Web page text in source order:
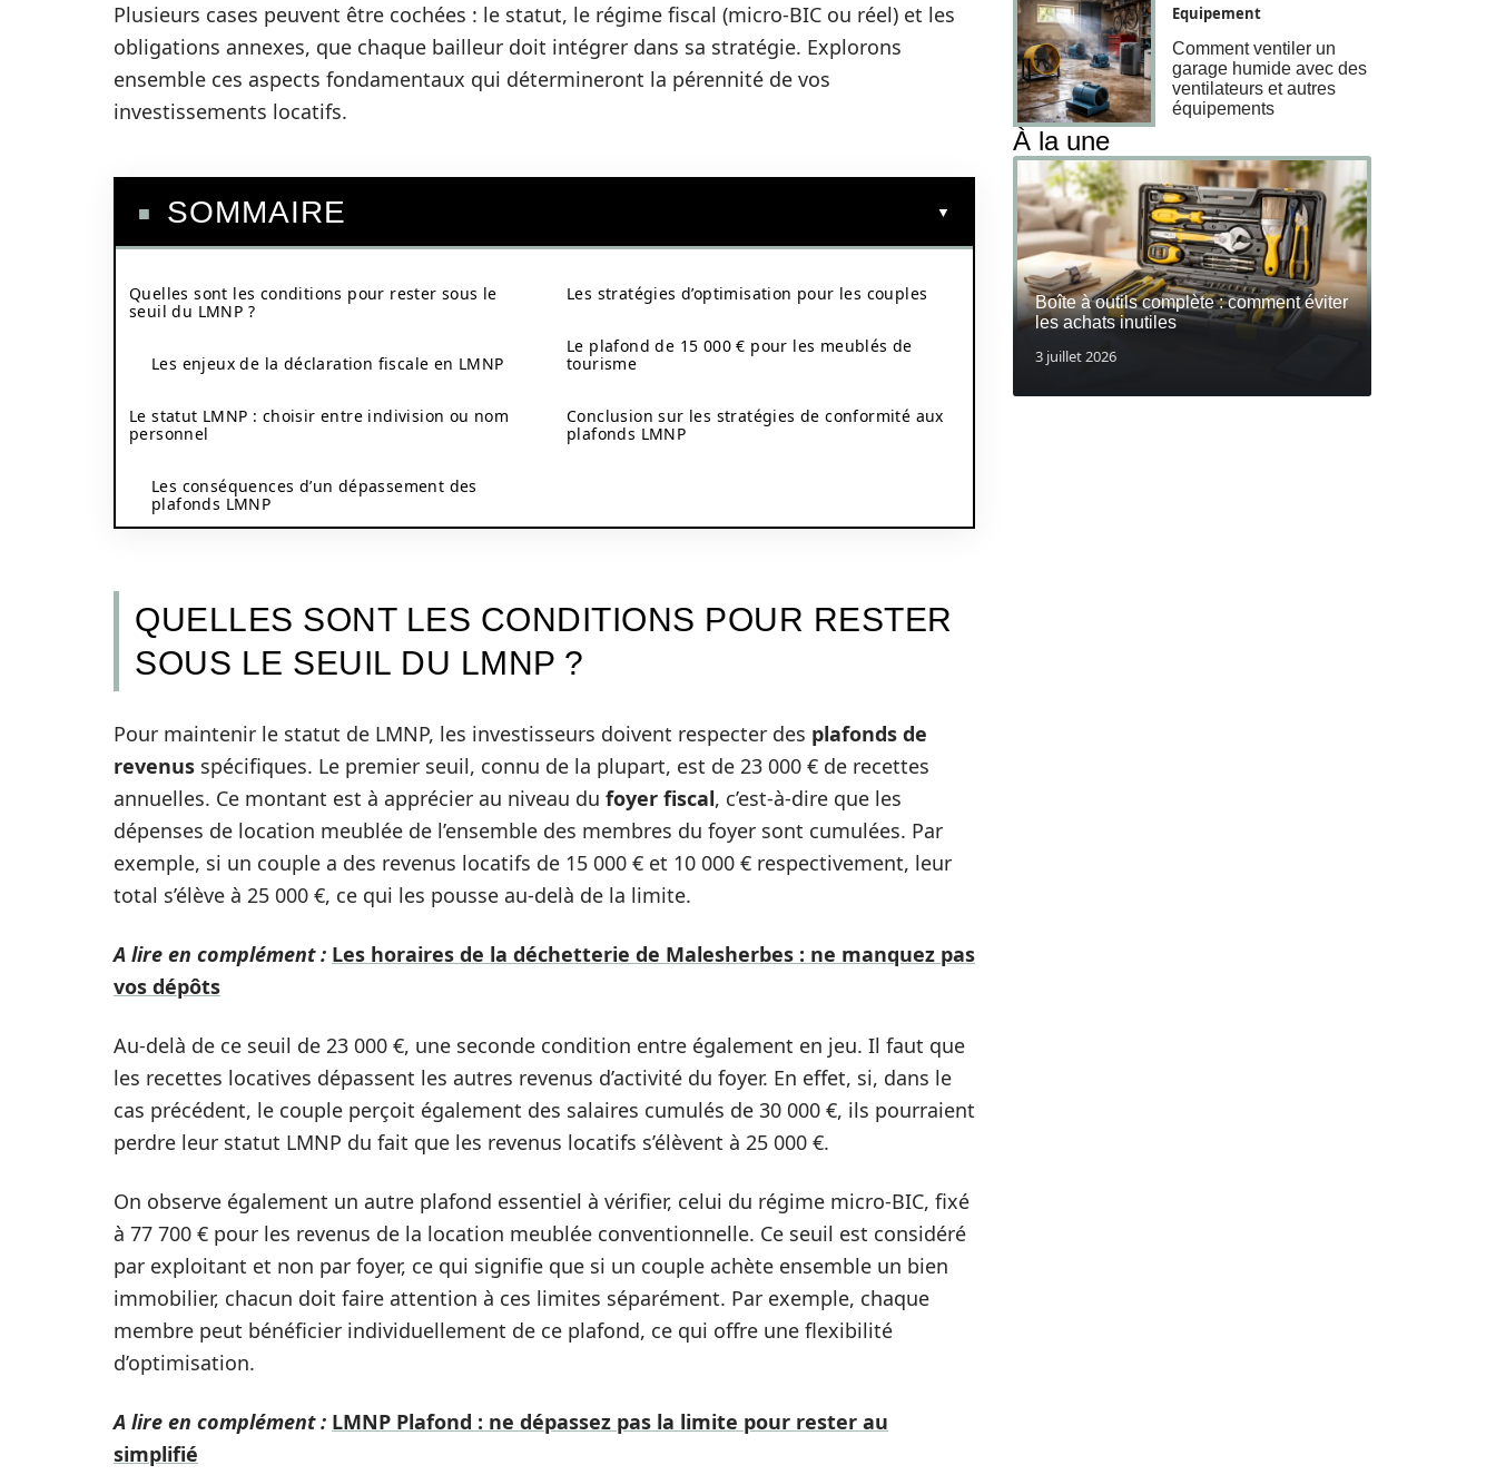
Plusieurs cases peuvent être cochées : le statut, le régime fiscal (micro-BIC ou réel) et les
obligations annexes, que chaque bailleur doit intégrer dans sa stratégie. Explorons
ensemble ces aspects fondamentaux qui détermineront la pérennité de vos
investissements locatifs.
SOMMAIRE
Quelles sont les conditions pour rester sous le
seuil du LMNP ?
Les enjeux de la déclaration fiscale en LMNP
Le statut LMNP : choisir entre indivision ou nom
personnel
Les conséquences d’un dépassement des
plafonds LMNP
Les stratégies d’optimisation pour les couples
Le plafond de 15 000 € pour les meublés de
tourisme
Conclusion sur les stratégies de conformité aux
plafonds LMNP
QUELLES SONT LES CONDITIONS POUR RESTER
SOUS LE SEUIL DU LMNP ?
Pour maintenir le statut de LMNP, les investisseurs doivent respecter des plafonds de
revenus spécifiques. Le premier seuil, connu de la plupart, est de 23 000 € de recettes
annuelles. Ce montant est à apprécier au niveau du foyer fiscal, c’est-à-dire que les
dépenses de location meublée de l’ensemble des membres du foyer sont cumulées. Par
exemple, si un couple a des revenus locatifs de 15 000 € et 10 000 € respectivement, leur
total s’élève à 25 000 €, ce qui les pousse au-delà de la limite.
A lire en complément : Les horaires de la déchetterie de Malesherbes : ne manquez pas
vos dépôts
Au-delà de ce seuil de 23 000 €, une seconde condition entre également en jeu. Il faut que
les recettes locatives dépassent les autres revenus d’activité du foyer. En effet, si, dans le
cas précédent, le couple perçoit également des salaires cumulés de 30 000 €, ils pourraient
perdre leur statut LMNP du fait que les revenus locatifs s’élèvent à 25 000 €.
On observe également un autre plafond essentiel à vérifier, celui du régime micro-BIC, fixé
à 77 700 € pour les revenus de la location meublée conventionnelle. Ce seuil est considéré
par exploitant et non par foyer, ce qui signifie que si un couple achète ensemble un bien
immobilier, chacun doit faire attention à ces limites séparément. Par exemple, chaque
membre peut bénéficier individuellement de ce plafond, ce qui offre une flexibilité
d’optimisation.
A lire en complément : LMNP Plafond : ne dépassez pas la limite pour rester au
simplifié
Equipement
Comment ventiler un
garage humide avec des
ventilateurs et autres
équipements
À la une
Boîte à outils complète : comment éviter
les achats inutiles
3 juillet 2026